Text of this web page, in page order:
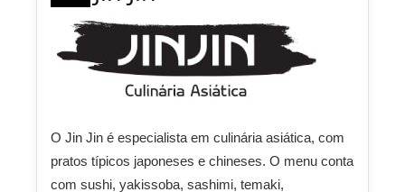
O Jin Jin é especialista em culinária asiática, com
pratos típicos japoneses e chineses. O menu conta
com sushi, yakissoba, sashimi, temaki,